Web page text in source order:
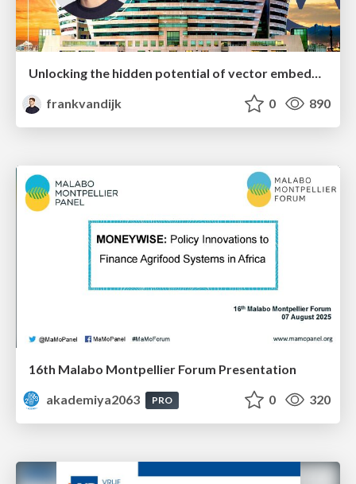
Unlocking the hidden potential of vector embeddings in international SEO
frankvandijk
0 890
16th Malabo Montpellier Forum Presentation
akademiya2063
PRO 0 320